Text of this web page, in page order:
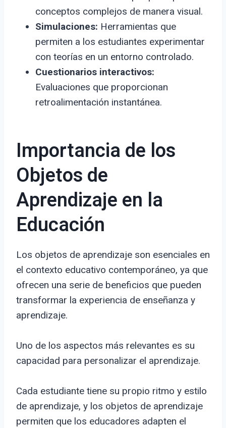
conceptos complejos de manera visual.
Simulaciones: Herramientas que
permiten a los estudiantes experimentar
con teorías en un entorno controlado.
Cuestionarios interactivos:
Evaluaciones que proporcionan
retroalimentación instantánea.
Importancia de los
Objetos de
Aprendizaje en la
Educación
Los objetos de aprendizaje son esenciales en
el contexto educativo contemporáneo, ya que
ofrecen una serie de beneficios que pueden
transformar la experiencia de enseñanza y
aprendizaje.
Uno de los aspectos más relevantes es su
capacidad para personalizar el aprendizaje.
Cada estudiante tiene su propio ritmo y estilo
de aprendizaje, y los objetos de aprendizaje
permiten que los educadores adapten el